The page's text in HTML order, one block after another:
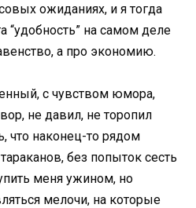
ожиданиях, и я тогда
“удобность” на самом деле
а про экономию.
с чувством юмора,
не давил, не торопил
что наконец-то рядом
без попыток сесть
меня ужином, но
мелочи, на которые